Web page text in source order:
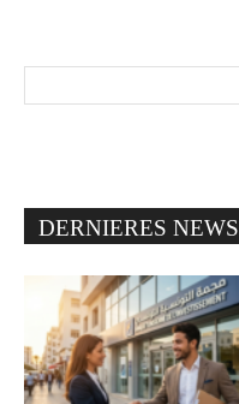
DERNIERES NEWS